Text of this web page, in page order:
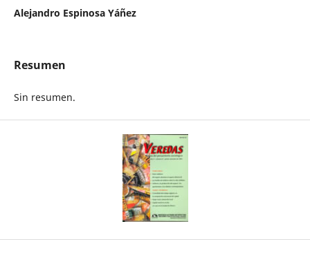
Alejandro Espinosa Yáñez
Resumen
Sin resumen.